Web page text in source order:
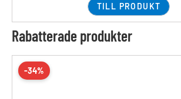
TILL PRODUKT
Rabatterade produkter
-34%